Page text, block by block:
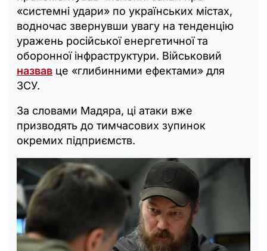
«системні удари» по українських містах,
водночас звернувши увагу на тенденцію
уражень російської енергетичної та
оборонної інфраструктури. Військовий
назвав це «глибинними ефектами» для
ЗСУ.
За словами Мадяра, ці атаки вже
призводять до тимчасових зупинок
окремих підприємств.